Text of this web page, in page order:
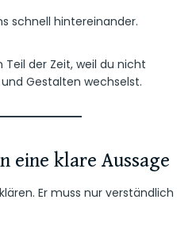
schnell hintereinander.
der Zeit, weil du nicht
Gestalten wechselst.
eine klare Aussage
Er muss nur verständlich